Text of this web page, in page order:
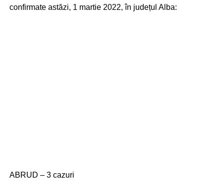
confirmate astăzi, 1 martie 2022, în județul Alba:
ABRUD – 3 cazuri